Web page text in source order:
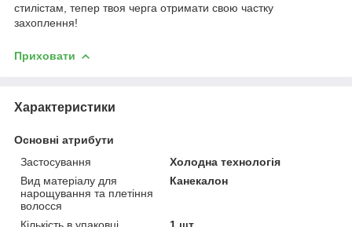
стилістам, тепер твоя черга отримати свою частку
захоплення!
Приховати
Характеристики
Основні атрибути
Застосування
Холодна технологія
Вид матеріалу для
нарощування та плетіння
волосся
Канекалон
Кількість в упаковці
1 шт.